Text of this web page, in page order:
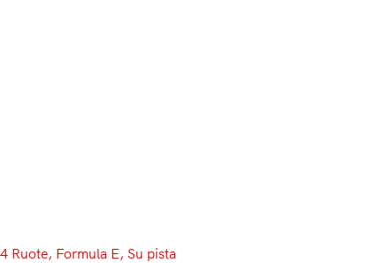
4 Ruote, Formula E, Su pista